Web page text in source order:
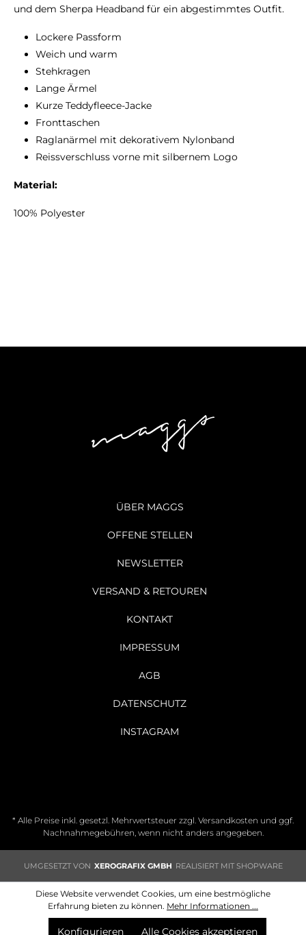
und dem Sherpa Headband für ein abgestimmtes Outfit.
Lockere Passform
Weich und warm
Stehkragen
Lange Ärmel
Kurze Teddyfleece-Jacke
Fronttaschen
Raglanärmel mit dekorativem Nylonband
Reissverschluss vorne mit silbernem Logo
Material:
100% Polyester
ÜBER MAGGS
OFFENE STELLEN
NEWSLETTER
VERSAND & RETOUREN
KONTAKT
IMPRESSUM
AGB
DATENSCHUTZ
INSTAGRAM
* Alle Preise inkl. gesetzl. Mehrwertsteuer zzgl. Versandkosten und ggf.
Nachnahmegebühren, wenn nicht anders angegeben.
UMGESETZT VON XEROGRAFIX GMBH REALISIERT MIT SHOPWARE
Diese Website verwendet Cookies, um eine bestmögliche
Erfahrung bieten zu können. Mehr Informationen ...
Konfigurieren Alle Cookies akzeptieren